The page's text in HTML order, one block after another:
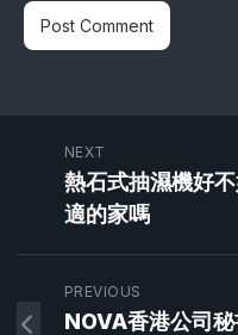
NEXT
熱石式抽濕機好
適的家嗎
PREVIOUS
NOVA香港公司